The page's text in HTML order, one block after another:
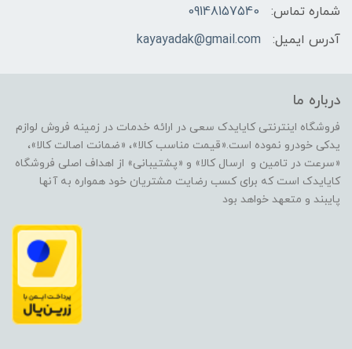
شماره تماس:
09148157540
آدرس ایمیل:
kayayadak@gmail.com
درباره ما
فروشگاه اینترنتی کایایدک سعی در ارائه خدمات در زمینه فروش لوازم
یدکی خودرو نموده است.«قیمت مناسب کالا»، «ضمانت اصالت کالا»،
«سرعت در تامین و ارسال کالا» و «پشتیبانی» از اهداف اصلی فروشگاه
کایایدک است که برای کسب رضایت مشتریان خود همواره به آنها
پایبند و متعهد خواهد بود